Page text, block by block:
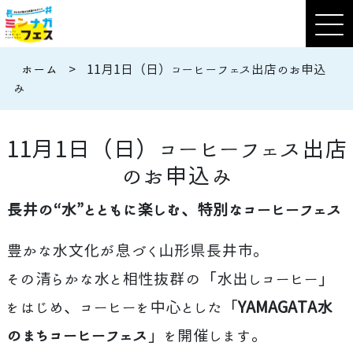
ホーム >
11月1日（日）コーヒーフェス出店のお申込
み
11月1日（日）コーヒーフェス出店
のお申込み
長井の“水”とともに楽しむ、特別なコーヒーフェス
豊かな水文化が息づく山形県長井市。
その清らかな水と相性抜群の「水出しコーヒー」
をはじめ、コーヒーを中心とした「YAMAGATA水
のまちコーヒーフェス 」を開催します。